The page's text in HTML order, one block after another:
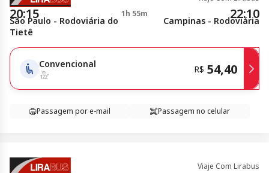
20:15 1h 55m 22:10
São Paulo - Rodoviária do
Tietê
Campinas - Rodoviária
Convencional R$ 54,40
Passagem por e-mail Passagem no celular
Viaje Com Lirabus